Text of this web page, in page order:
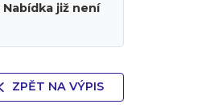
Nabídka již není
ZPĚT NA VÝPIS